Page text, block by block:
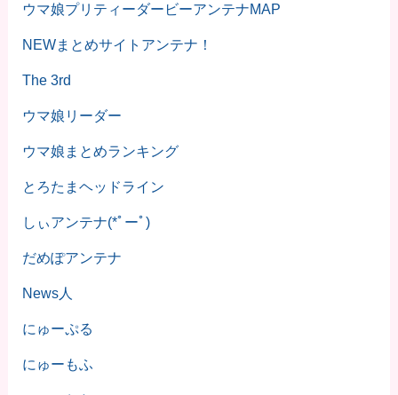
ウマ娘プリティーダービーアンテナMAP
NEWまとめサイトアンテナ！
The 3rd
ウマ娘リーダー
ウマ娘まとめランキング
とろたまヘッドライン
しぃアンテナ(*ﾟーﾟ)
だめぽアンテナ
News人
にゅーぷる
にゅーもふ